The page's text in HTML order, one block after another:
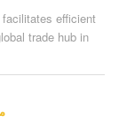
facilitates efficient
trade hub in